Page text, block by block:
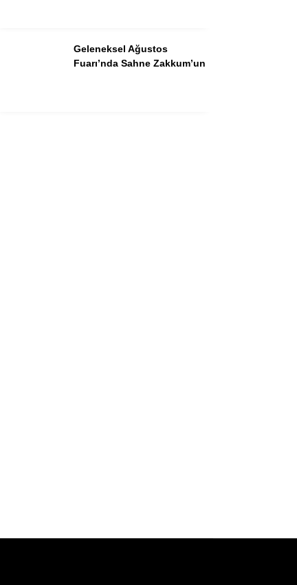
Geleneksel Ağustos
Fuarı’nda Sahne Zakkum’un